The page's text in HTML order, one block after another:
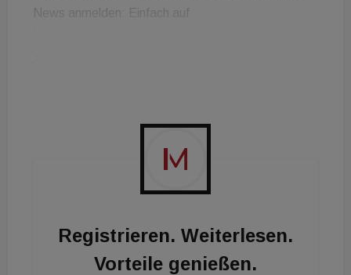
News anmelden: Einfach auf
unserem Web-TV-Format versorgt!
Registrieren. Weiterlesen.
Vorteile genießen.